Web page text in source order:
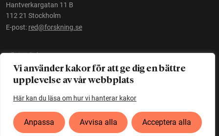
Vi använder kakor för att ge dig en bättre
upplevelse av vår webbplats
Här kan du läsa om hur vi hanterar kakor
Anpassa Avvisa alla Acceptera alla
Hantverkargatan 11 B
112 21 Stockholm
E-post: red@forskning.se
Tillgänglighet
Ett initiativ avVetenskapsrådet